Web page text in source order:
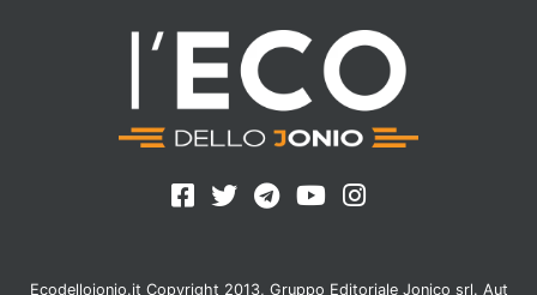
Ecodellojonio.it Copyright 2013, Gruppo Editoriale Jonico srl. Aut